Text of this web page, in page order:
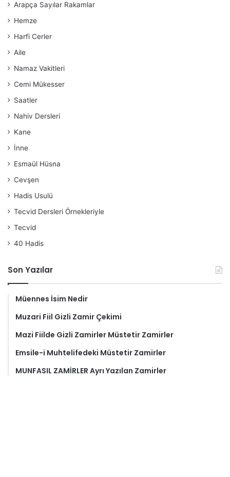
Arapça Sayılar Rakamlar
Hemze
Harfi Cerler
Aile
Namaz Vakitleri
Cemi Mükesser
Saatler
Nahiv Dersleri
Kane
İnne
Esmaül Hüsna
Cevşen
Hadis Usulü
Tecvid Dersleri Örnekleriyle
Tecvid
40 Hadis
Son Yazılar
Müennes İsim Nedir
Muzari Fiil Gizli Zamir Çekimi
Mazi Fiilde Gizli Zamirler Müstetir Zamirler
Emsile-i Muhtelifedeki Müstetir Zamirler
MUNFASIL ZAMİRLER Ayrı Yazılan Zamirler